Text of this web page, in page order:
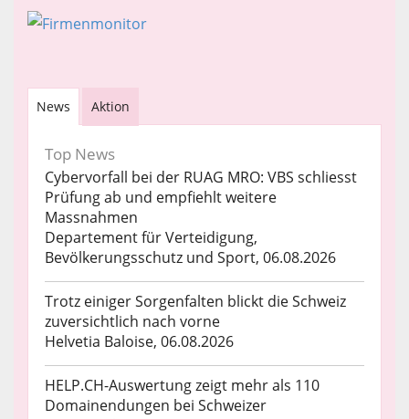
News Aktion
Top News
Cybervorfall bei der RUAG MRO: VBS schliesst
Prüfung ab und empfiehlt weitere
Massnahmen
Departement für Verteidigung,
Bevölkerungsschutz und Sport, 06.08.2026
Trotz einiger Sorgenfalten blickt die Schweiz
zuversichtlich nach vorne
Helvetia Baloise, 06.08.2026
HELP.CH-Auswertung zeigt mehr als 110
Domainendungen bei Schweizer